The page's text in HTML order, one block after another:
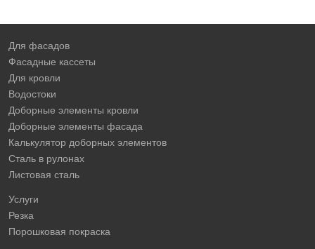
Для фасадов
Фасадные кассеты
Для кровли
Водостоки
Доборные элементы кровли
Доборные элементы фасада
Калькулятор доборных элементов
Сталь в рулонах
Листовая сталь
Услуги
Резка
Порошковая покраска